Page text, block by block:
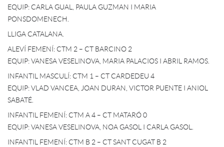
EQUIP: CARLA GUAL, PAULA GUZMAN I MARIA
PONSDOMENECH.
LLIGA CATALANA.
ALEVÍ FEMENÍ: CTM 2 – CT BARCINO 2
EQUIP: VANESA VESELINOVA, MARIA PALACIOS I ABRIL RAMOS.
INFANTIL MASCULÍ: CTM 1 – CT CARDEDEU 4
EQUIP: VLAD VANCEA, JOAN DURAN, VICTOR PUENTE I ANIOL
SABATÉ.
INFANTIL FEMENÍ: CTM A 4 – CT MATARÓ 0
EQUIP: VANESA VESELINOVA, NOA GASOL I CARLA GASOL.
INFANTIL FEMENÍ: CTM B 2 – CT SANT CUGAT B 2